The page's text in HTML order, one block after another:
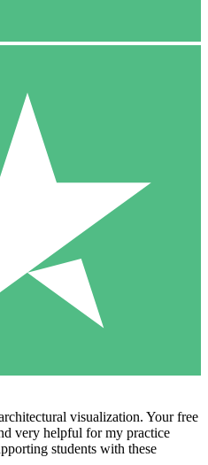
visualization. Your free
very helpful for my practice
students with these